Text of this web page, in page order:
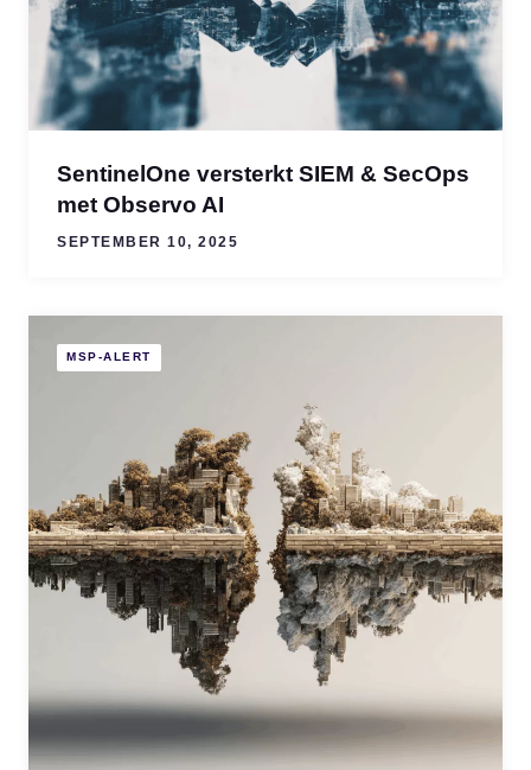
SentinelOne versterkt SIEM & SecOps
met Observo AI
SEPTEMBER 10, 2025
MSP-ALERT